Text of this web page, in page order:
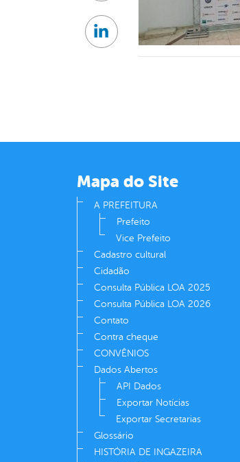
Linkedin
Mapa do Site
A PREFEITURA
Prefeito
Vice Prefeito
Cadastro cultural
Cidadão
Consulta Pública LOA 2025
Consulta Pública LOA 2026
Contato
Contra cheque
CONVÊNIOS
Dados Abertos
API Dados
Exportar Notícias
Exportar Secretarias
Glossário
HISTÓRIA DE INGAZEIRA